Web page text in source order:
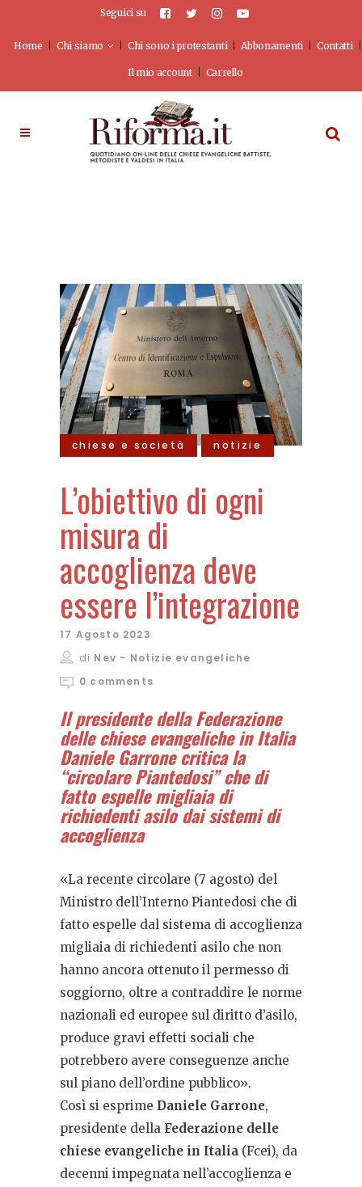
Seguici su
Home Chi siamo Chi sono i protestanti Abbonamenti Contatti
Il mio account Carrello
chiese e società notizie
L’obiettivo di ogni
misura di
accoglienza deve
essere l’integrazione
17 Agosto 2023
di Nev - Notizie evangeliche
0 comments
Il presidente della Federazione
delle chiese evangeliche in Italia
Daniele Garrone critica la
“circolare Piantedosi” che di
fatto espelle migliaia di
richiedenti asilo dai sistemi di
accoglienza
«La recente circolare (7 agosto) del
Ministro dell’Interno Piantedosi che di
fatto espelle dal sistema di accoglienza
migliaia di richiedenti asilo che non
hanno ancora ottenuto il permesso di
soggiorno, oltre a contraddire le norme
nazionali ed europee sul diritto d’asilo,
produce gravi effetti sociali che
potrebbero avere conseguenze anche
sul piano dell’ordine pubblico».
Così si esprime Daniele Garrone,
presidente della Federazione delle
chiese evangeliche in Italia (Fcei), da
decenni impegnata nell’accoglienza e